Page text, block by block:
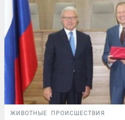
ЖИВОТНЫЕ ПРОИСШЕСТВИЯ